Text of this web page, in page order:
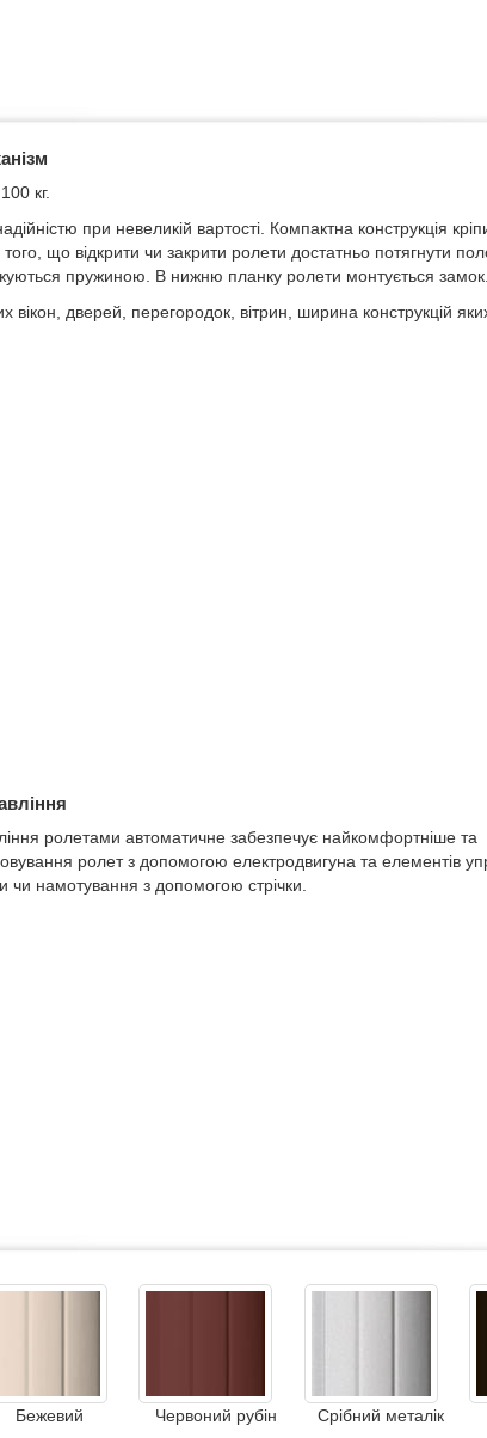
кг.
при невеликій вартості. Компактна конструкція
що відкрити чи закрити ролети достатньо потягнути
пружиною. В нижню планку ролети монтується замок.
вікон, дверей, перегородок, вітрин, ширина конструкцій
ролетами автоматичне забезпечує найкомфортніше та
ролет з допомогою електродвигуна та елементів
чи намотування з допомогою стрічки.
Бежевий Червоний рубін Срібний металік